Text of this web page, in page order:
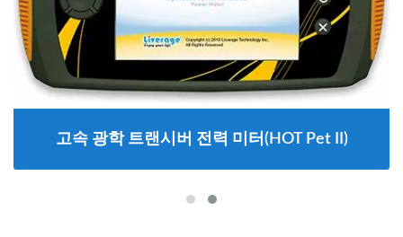
고속 광학 트랜시버 전력 미터(HOT Pet II)